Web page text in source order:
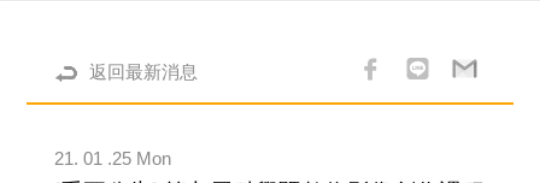
返回最新消息
21. 01 .25 Mon